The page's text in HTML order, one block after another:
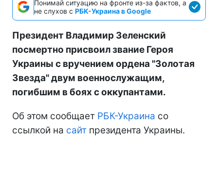
Понимай ситуацию на фронте из-за фактов, а
не слухов с РБК-Украина в Google
Президент Владимир Зеленский
посмертно присвоил звание Героя
Украины с вручением ордена "Золотая
Звезда" двум военнослужащим,
погибшим в боях с оккупантами.
Об этом сообщает РБК-Украина со
ссылкой на сайт президента Украины.